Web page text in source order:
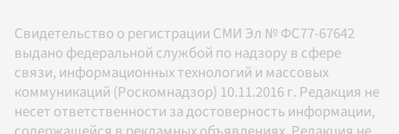
Свидетельство о регистрации СМИ Эл № ФС77-67642
выдано федеральной службой по надзору в сфере
связи, информационных технологий и массовых
коммуникаций (Роскомнадзор) 10.11.2016 г. Редакция не
несет ответственности за достоверность информации,